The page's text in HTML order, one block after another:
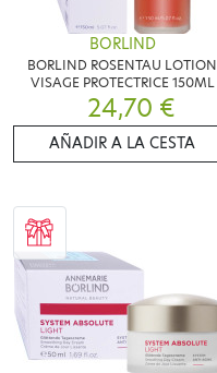
BORLIND
BORLIND ROSENTAU LOTION
VISAGE PROTECTRICE 150ML
24,70 €
AÑADIR A LA CESTA